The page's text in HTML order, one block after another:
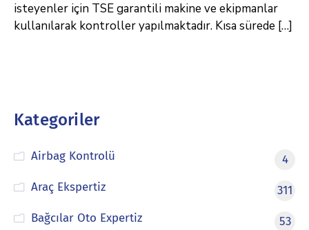
isteyenler için TSE garantili makine ve ekipmanlar
kullanılarak kontroller yapılmaktadır. Kısa sürede […]
Kategoriler
Airbag Kontrolü
4
Araç Ekspertiz
311
Bağcılar Oto Expertiz
53